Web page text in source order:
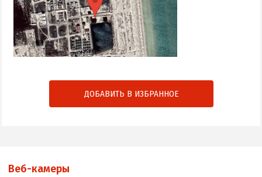
ДОБАВИТЬ В ИЗБРАННОЕ
Веб-камеры